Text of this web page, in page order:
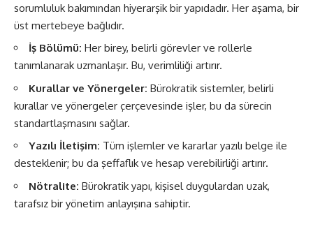
sorumluluk bakımından hiyerarşik bir yapıdadır. Her aşama, bir
üst mertebeye bağlıdır.
İş Bölümü: Her birey, belirli görevler ve rollerle
tanımlanarak uzmanlaşır. Bu, verimliliği artırır.
Kurallar ve Yönergeler: Bürokratik sistemler, belirli
kurallar ve yönergeler çerçevesinde işler, bu da sürecin
standartlaşmasını sağlar.
Yazılı İletişim: Tüm işlemler ve kararlar yazılı belge ile
desteklenir; bu da şeffaflık ve hesap verebilirliği artırır.
Nötralite: Bürokratik yapı, kişisel duygulardan uzak,
tarafsız bir yönetim anlayışına sahiptir.